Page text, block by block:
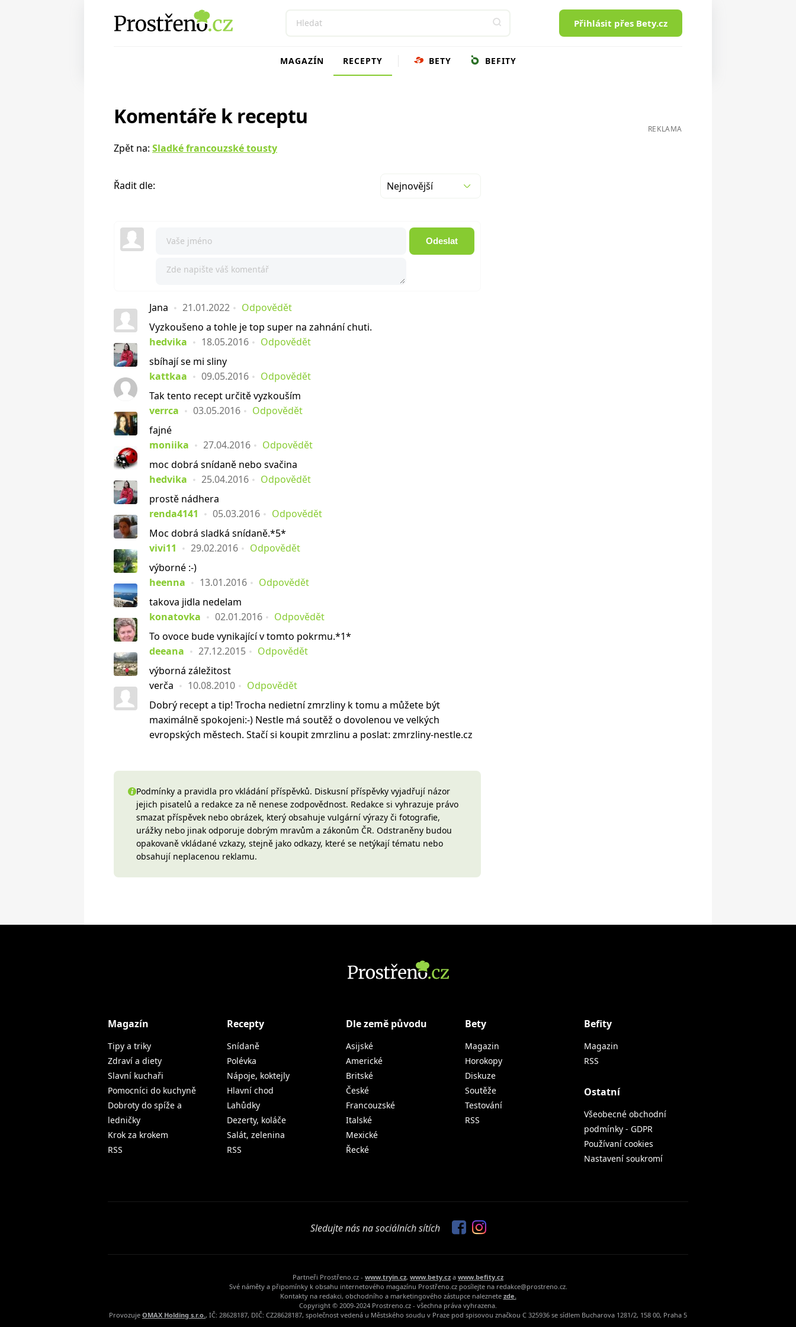
Přihlásit přes Bety.cz
MAGAZÍN RECEPTY BETY BEFITY
Komentáře k receptu
Zpět na: Sladké francouzské tousty
Řadit dle: Nejnovější
Odeslat
Jana 21.01.2022
Odpovědět
Vyzkoušeno a tohle je top super na zahnání chuti.
hedvika
18.05.2016
Odpovědět
sbíhají se mi sliny
kattkaa
09.05.2016
Odpovědět
Tak tento recept určitě vyzkouším
verrca
03.05.2016
Odpovědět
fajné
moniika
27.04.2016
Odpovědět
moc dobrá snídaně nebo svačina
hedvika
25.04.2016
Odpovědět
prostě nádhera
renda4141
05.03.2016
Odpovědět
Moc dobrá sladká snídaně.*5*
vivi11
29.02.2016
Odpovědět
výborné :-)
heenna
13.01.2016
Odpovědět
takova jidla nedelam
konatovka
02.01.2016
Odpovědět
To ovoce bude vynikající v tomto pokrmu.*1*
deeana
27.12.2015
Odpovědět
výborná záležitost
verča
10.08.2010
Odpovědět
Dobrý recept a tip! Trocha nedietní zmrzliny k tomu a můžete být
maximálně spokojeni:-) Nestle má soutěž o dovolenou ve velkých
evropských městech. Stačí si koupit zmrzlinu a poslat: zmrzliny-nestle.cz
Podmínky a pravidla pro vkládání příspěvků. Diskusní příspěvky vyjadřují názor
jejich pisatelů a redakce za ně nenese zodpovědnost. Redakce si vyhrazuje právo
smazat příspěvek nebo obrázek, který obsahuje vulgární výrazy či fotografie,
urážky nebo jinak odporuje dobrým mravům a zákonům ČR. Odstraněny budou
opakovaně vkládané vzkazy, stejně jako odkazy, které se netýkají tématu nebo
obsahují neplacenou reklamu.
REKLAMA
Magazín
Tipy a triky
Zdraví a diety
Slavní kuchaři
Pomocníci do kuchyně
Dobroty do spíže a
ledničky
Krok za krokem
RSS
Recepty
Snídaně
Polévka
Nápoje, koktejly
Hlavní chod
Lahůdky
Dezerty, koláče
Salát, zelenina
RSS
Dle země původu
Asijské
Americké
Britské
České
Francouzské
Italské
Mexické
Řecké
Bety
Magazin
Horokopy
Diskuze
Soutěže
Testování
RSS
Befity
Magazin
RSS
Ostatní
Všeobecné obchodní
podmínky - GDPR
Používaní cookies
Nastavení soukromí
Sledujte nás na sociálních sítích
Partneři Prostřeno.cz - www.tryin.cz, www.bety.cz a www.befity.cz
Své náměty a připomínky k obsahu internetového magazínu Prostřeno.cz posílejte na redakce@prostreno.cz.
Kontakty na redakci, obchodního a marketingového zástupce naleznete zde.
Copyright © 2009-2024 Prostreno.cz - všechna práva vyhrazena.
Provozuje OMAX Holding s.r.o., IČ: 28628187, DIČ: CZ28628187, společnost vedená u Městského soudu v Praze pod spisovou značkou C 325936 se sídlem Bucharova 1281/2, 158 00, Praha 5